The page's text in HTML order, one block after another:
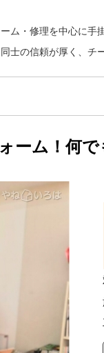
ム・修理を中心に
士の信頼が厚く、チ
ーム！何